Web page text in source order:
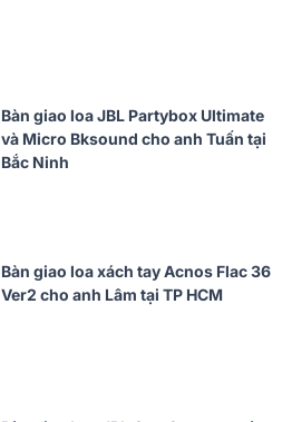
Bàn giao loa JBL Partybox Ultimate
và Micro Bksound cho anh Tuấn tại
Bắc Ninh
Bàn giao loa xách tay Acnos Flac 36
Ver2 cho anh Lâm tại TP HCM